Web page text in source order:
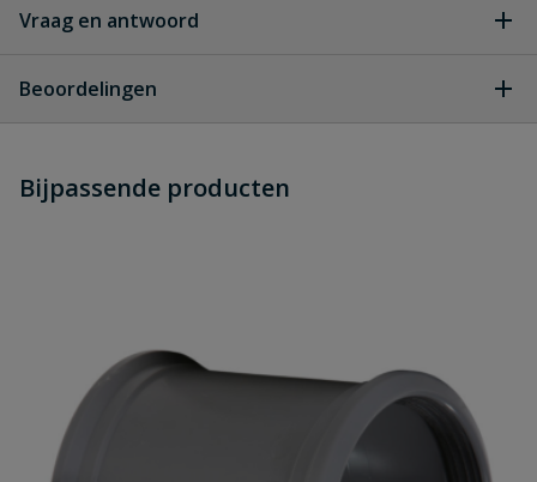
Vraag en antwoord
dit product?
Beoordelingen
Schrijf zelf een beoordeling
Bijpassende producten